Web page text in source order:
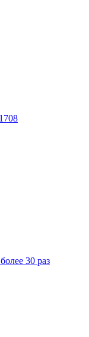
30 раз